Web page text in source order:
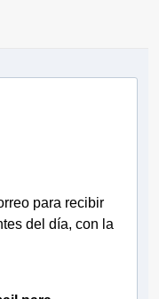
para recibir
del día, con la